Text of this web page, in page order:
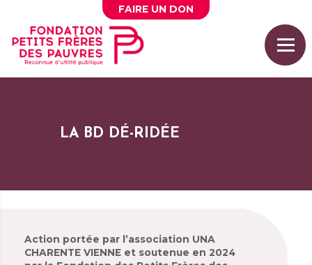
FAIRE UN DON
LA BD DÉ-RIDÉE
Action portée par l’association UNA
CHARENTE VIENNE et soutenue en 2024